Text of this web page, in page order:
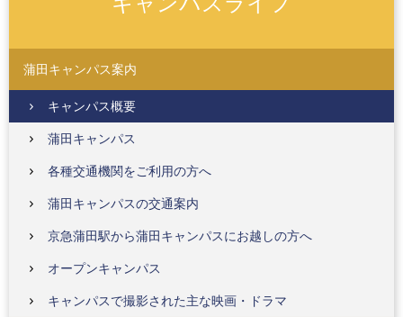
蒲田キャンパス案内
キャンパス概要
蒲田キャンパス
各種交通機関をご利用の方へ
蒲田キャンパスの交通案内
京急蒲田駅から蒲田キャンパスにお越しの方へ
オープンキャンパス
キャンパスで撮影された主な映画・ドラマ